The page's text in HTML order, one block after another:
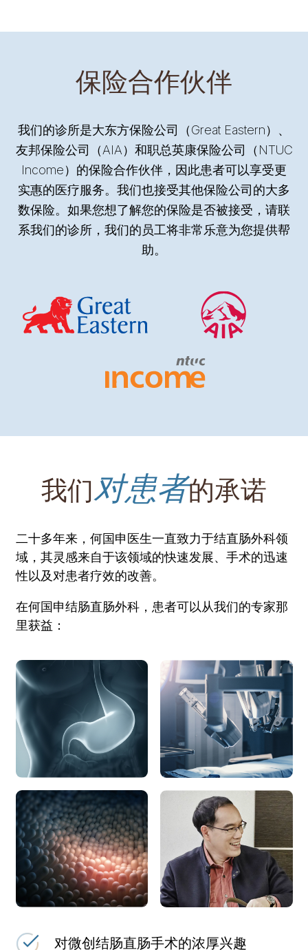
保险合作伙伴
我们的诊所是大东方保险公司（Great Eastern）、
友邦保险公司（AIA）和职总英康保险公司（NTUC
Income）的保险合作伙伴，因此患者可以享受更
实惠的医疗服务。我们也接受其他保险公司的大多
数保险。如果您想了解您的保险是否被接受，请联
系我们的诊所，我们的员工将非常乐意为您提供帮
助。
我们对患者的承诺
二十多年来，何国申医生一直致力于结直肠外科领
域，其灵感来自于该领域的快速发展、手术的迅速
性以及对患者疗效的改善。
在何国申结肠直肠外科，患者可以从我们的专家那
里获益：
对微创结肠直肠手术的浓厚兴趣